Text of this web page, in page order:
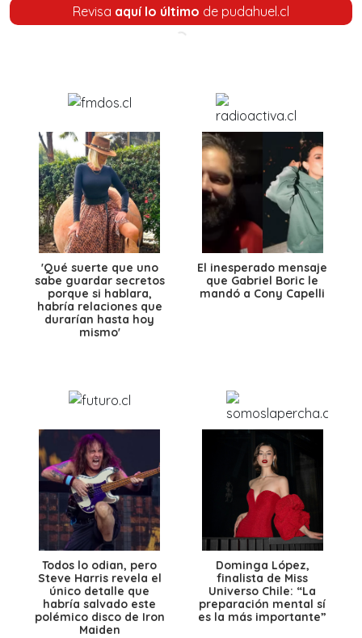
Revisa aquí lo último de pudahuel.cl
'Qué suerte que uno
sabe guardar secretos
porque si hablara,
habría relaciones que
durarían hasta hoy
mismo'
El inesperado mensaje
que Gabriel Boric le
mandó a Cony Capelli
Todos lo odian, pero
Steve Harris revela el
único detalle que
habría salvado este
polémico disco de Iron
Maiden
Dominga López,
finalista de Miss
Universo Chile: “La
preparación mental sí
es la más importante”